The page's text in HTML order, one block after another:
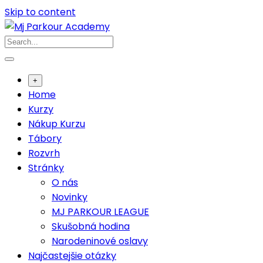
Skip to content
+
Home
Kurzy
Nákup Kurzu
Tábory
Rozvrh
Stránky
O nás
Novinky
MJ PARKOUR LEAGUE
Skušobná hodina
Narodeninové oslavy
Najčastejšie otázky